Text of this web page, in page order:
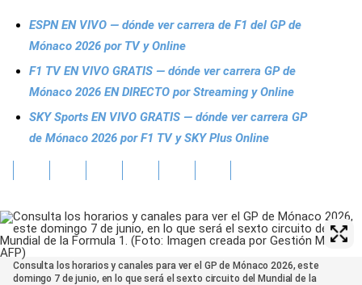
Sports
ESPN EN VIVO — dónde ver carrera de F1 del GP de
Mónaco 2026 por TV y Online
F1 TV EN VIVO GRATIS — dónde ver carrera GP de
Mónaco 2026 EN DIRECTO por Streaming y Online
SKY Sports EN VIVO GRATIS — dónde ver carrera GP
de Mónaco 2026 por F1 TV y SKY Plus Online
Consulta los horarios y canales para ver el GP de Mónaco 2026, este
domingo 7 de junio, en lo que será el sexto circuito del Mundial de la